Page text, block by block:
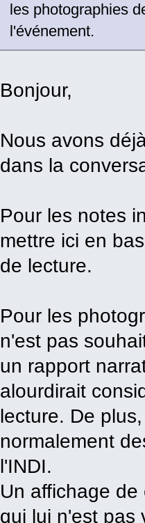
les photographies
l'événement.
Bonjour,
Nous avons
dans la
Pour les notes
mettre ici en
de lecture.
Pour les
n'est pas
un rapport
alourdirait
lecture. De
normalement
l'INDI.
Un affichage
qui lui n'est pas